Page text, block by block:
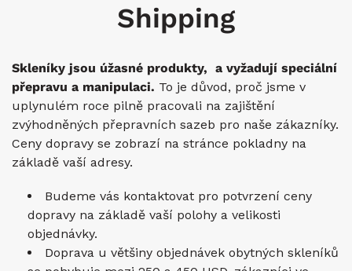
Shipping
Skleníky jsou úžasné produkty, a vyžadují speciální
přepravu a manipulaci. To je důvod, proč jsme v
uplynulém roce pilně pracovali na zajištění
zvýhodněných přepravních sazeb pro naše zákazníky.
Ceny dopravy se zobrazí na stránce pokladny na
základě vaší adresy.
Budeme vás kontaktovat pro potvrzení ceny
dopravy na základě vaší polohy a velikosti
objednávky.
Doprava u většiny objednávek obytných skleníků